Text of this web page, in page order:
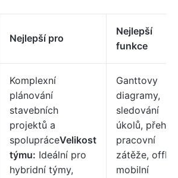
Nejlepší pro
Nejlepší
funkce
Komplexní
plánování
stavebních
projektů a
spolupráceVelikost
týmu: Ideální pro
hybridní týmy,
Ganttovy
diagramy,
sledování
úkolů,
pracovní
zátěže,
mobilní